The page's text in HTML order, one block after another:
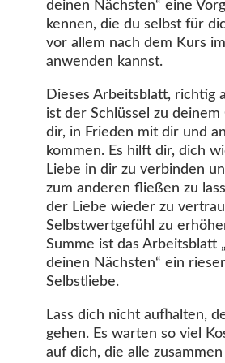
deinen Nächsten“ eine
kennen, die du selbst für
vor allem nach dem Kurs
anwenden kannst.
Dieses Arbeitsblatt, richtig
ist der Schlüssel zu deinem
dir, in Frieden mit dir und
kommen. Es hilft dir, dich
Liebe in dir zu verbinden
zum anderen fließen zu
der Liebe wieder zu
Selbstwertgefühl zu
Summe ist das Arbeitsblatt
deinen Nächsten“ ein
Selbstliebe.
Lass dich nicht aufhalten,
gehen. Es warten so viel
auf dich, die alle